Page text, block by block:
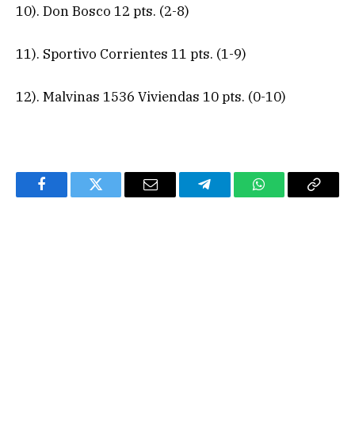
10). Don Bosco 12 pts. (2-8)
11). Sportivo Corrientes 11 pts. (1-9)
12). Malvinas 1536 Viviendas 10 pts. (0-10)
FacebookTwitter Email TelegramWhatsAppCopy